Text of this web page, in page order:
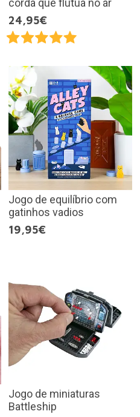
corda que flutua no ar
24,95€
Jogo de equilíbrio com
gatinhos vadios
19,95€
Jogo de miniaturas
Battleship